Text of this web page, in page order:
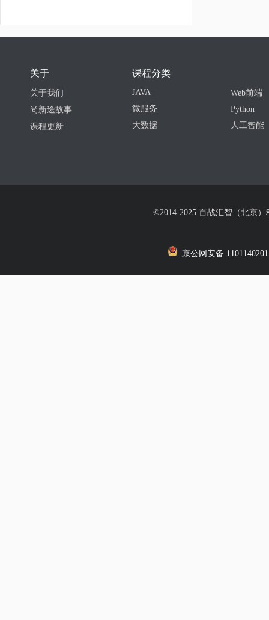
关于
关于我们
尚新途故事
课程更新
课程分类
JAVA
微服务
大数据
Web前端
Python
人工智能
©2014-2025 百战汇智（北京
京公网安备